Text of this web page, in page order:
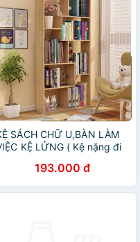
SÁCH CHỮ U,BÀN LÀM
KỆ LỬNG ( Kệ nặng đi
193.000 đ